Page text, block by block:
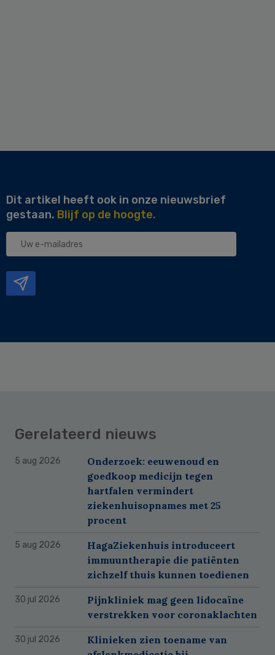
Dit artikel heeft ook in onze nieuwsbrief
gestaan. Blijf op de hoogte.
Uw
Gerelateerd nieuws
5 aug 2026
Onderzoek: eeuwenoud en
goedkoop medicijn tegen
hartfalen vermindert
ziekenhuisopnames met 25
procent
5 aug 2026
HagaZiekenhuis introduceert
immuuntherapie die patiënten
zichzelf thuis kunnen toedienen
30 jul 2026
Pijnkliniek mag geen lidocaïne
verstrekken voor coronaklachten
30 jul 2026
Klinieken zien toename van